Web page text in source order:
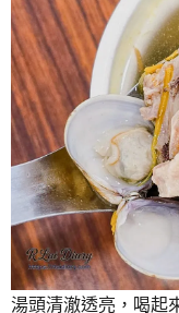
湯頭清澈透亮，喝起